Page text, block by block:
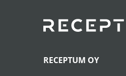
RECEPTUM OY